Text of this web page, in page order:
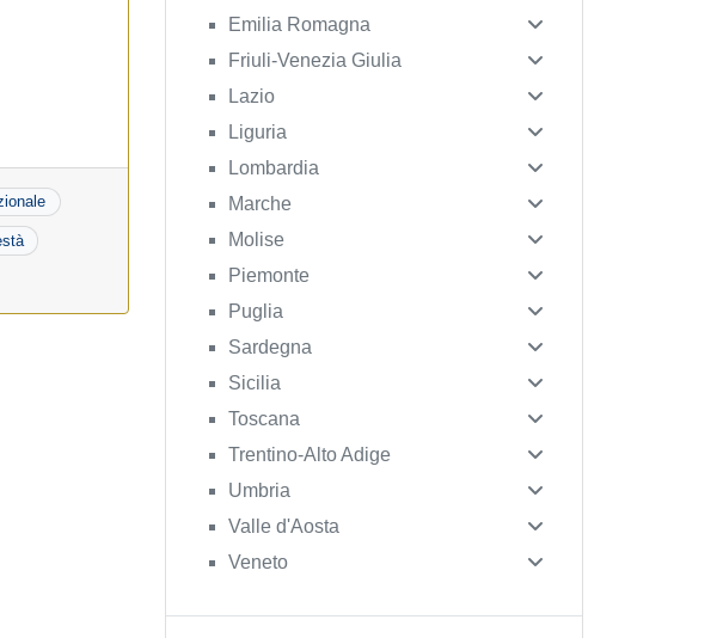
Emilia Romagna
Friuli-Venezia Giulia
Lazio
Liguria
Lombardia
Marche
Molise
Piemonte
Puglia
Sardegna
Sicilia
Toscana
Trentino-Alto Adige
Umbria
Valle d'Aosta
Veneto